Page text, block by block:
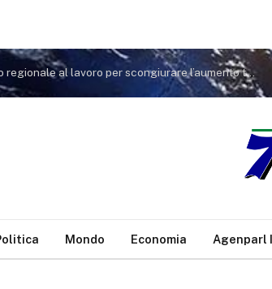
Isole minori, Aricò: «Governo regionale al lavoro per scongiurare l’aumento tariffario sui collegamenti statali»
Mondo Economia Agenparl